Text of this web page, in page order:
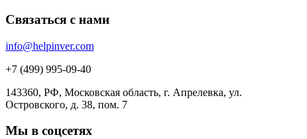
Связаться с нами
info@helpinver.com
+7 (499) 995-09-40
143360, РФ, Московская область, г. Апрелевка, ул.
Островского, д. 38, пом. 7
Мы в соцсетях